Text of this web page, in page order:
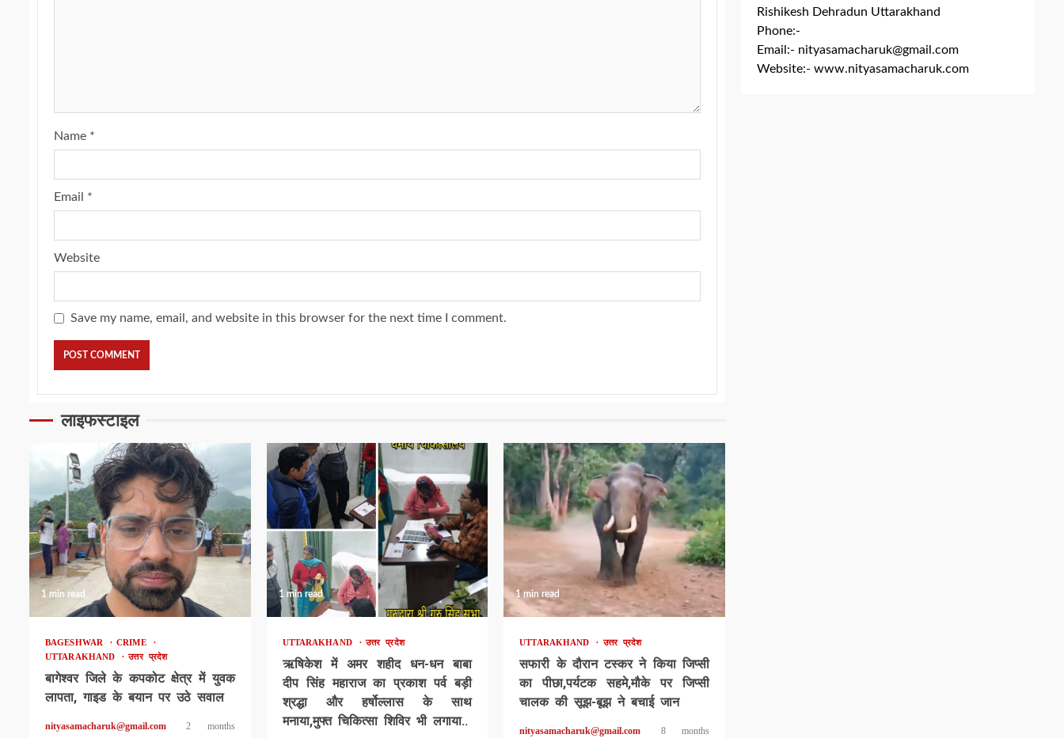
Name *
Email *
Website
Save my name, email, and website in this browser for the next time I comment.
लाइफस्टाइल
1 min read
BAGESHWAR
CRIME
UTTARAKHAND
उत्तर प्रदेश
बागेश्वर जिले के कपकोट क्षेत्र में युवक
लापता, गाइड के बयान पर उठे सवाल
nityasamacharuk@gmail.com
2 months
1 min read
UTTARAKHAND उत्तर प्रदेश
ऋषिकेश में अमर शहीद धन-धन बाबा
दीप सिंह महाराज का प्रकाश पर्व बड़ी
श्रद्धा और हर्षोल्लास के साथ
मनाया,मुफ्त चिकित्सा शिविर भी लगाया..
1 min read
UTTARAKHAND उत्तर प्रदेश
सफारी के दौरान टस्कर ने किया जिप्सी
का पीछा,पर्यटक सहमे,मौके पर जिप्सी
चालक की सूझ-बूझ ने बचाई जान
nityasamacharuk@gmail.com
8 months
Rishikesh Dehradun Uttarakhand
Phone:-
Email:- nityasamacharuk@gmail.com
Website:- www.nityasamacharuk.com